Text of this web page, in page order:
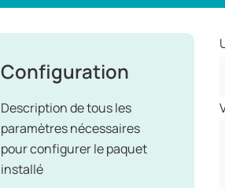
Configuration
Description de tous les
paramètres nécessaires
pour configurer le paquet
installé